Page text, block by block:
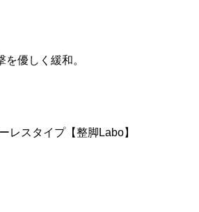
優しく緩和。
レスタイプ【整脚Labo】